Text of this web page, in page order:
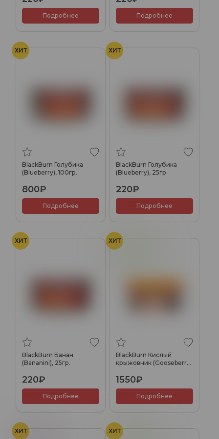
Подробнее Подробнее
ХИТ
BlackBurn Голубика
(Blueberry), 100гр.
800₽
Подробнее
ХИТ
BlackBurn Голубика
(Blueberry), 25гр.
220₽
Подробнее
ХИТ
BlackBurn Банан
(Bananini), 25гр.
220₽
Подробнее
ХИТ
BlackBurn Кислый
крыжовник (Gooseberry
1550₽
Подробнее
ХИТ ХИТ